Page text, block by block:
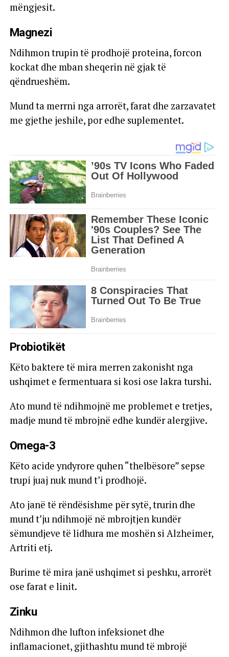
mëngjesit.
Magnezi
Ndihmon trupin të prodhojë proteina, forcon
kockat dhe mban sheqerin në gjak të
qëndrueshëm.
Mund ta merrni nga arrorët, farat dhe zarzavatet
me gjethe jeshile, por edhe suplementet.
Probiotikët
Këto baktere të mira merren zakonisht nga
ushqimet e fermentuara si kosi ose lakra turshi.
Ato mund të ndihmojnë me problemet e tretjes,
madje mund të mbrojnë edhe kundër alergjive.
Omega-3
Këto acide yndyrore quhen “thelbësore” sepse
trupi juaj nuk mund t’i prodhojë.
Ato janë të rëndësishme për sytë, trurin dhe
mund t’ju ndihmojë në mbrojtjen kundër
sëmundjeve të lidhura me moshën si Alzheimer,
Artriti etj.
Burime të mira janë ushqimet si peshku, arrorët
ose farat e linit.
Zinku
Ndihmon dhe lufton infeksionet dhe
inflamacionet, gjithashtu mund të mbrojë